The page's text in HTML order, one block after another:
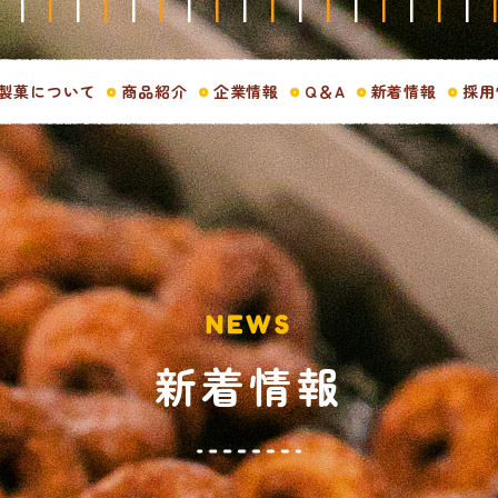
菓について 商品紹介 企業情報 Q＆A 新着情報 採
NEWS
新着情報